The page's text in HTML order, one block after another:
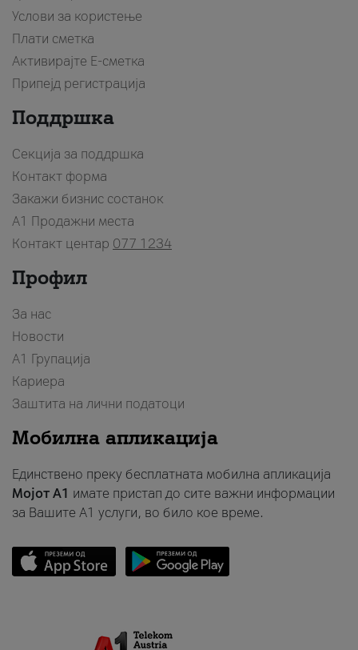
Услови за користење
Плати сметка
Активирајте Е-сметка
Припејд регистрација
Поддршка
Секција за поддршка
Контакт форма
Закажи бизнис состанок
A1 Продажни места
Контакт центар 077 1234
Профил
За нас
Новости
А1 Групација
Кариера
Заштита на лични податоци
Мобилна апликација
Единствено преку бесплатната мобилна апликација
Мојот A1 имате пристап до сите важни информации
за Вашите A1 услуги, во било кое време.